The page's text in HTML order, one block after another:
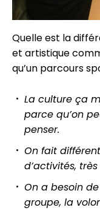
Quelle est la
et artistique
qu’un parcours
La culture ça
parce qu’on
penser.
On fait
d’activités,
On a besoin
groupe, la